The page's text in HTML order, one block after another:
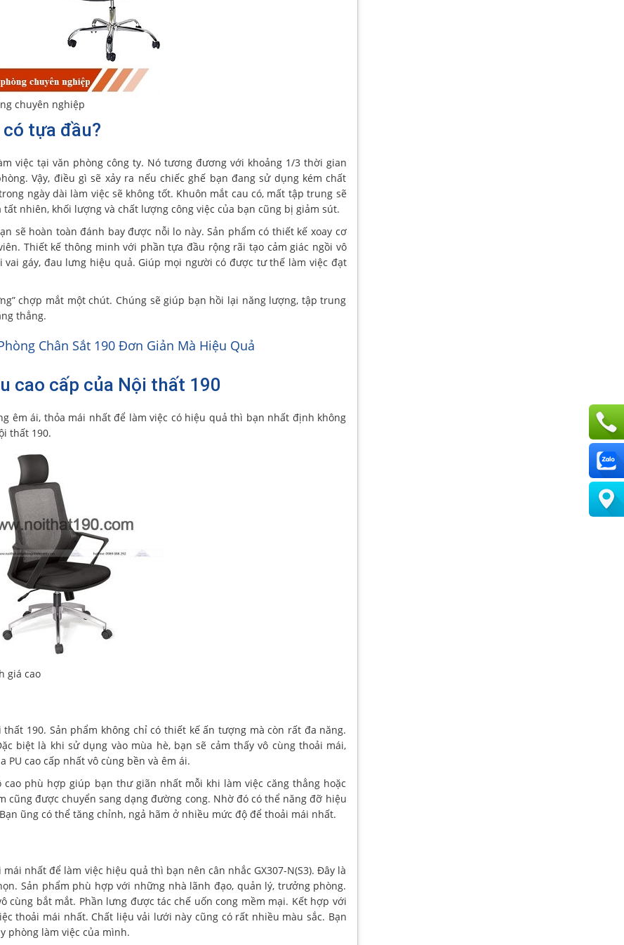
chuyên nghiệp
tựa đầu?
việc tại văn phòng công ty. Nó tương đương với khoảng 1/3 thời gian
Vậy, điều gì sẽ xảy ra nếu chiếc ghế bạn đang sử dụng kém chất
ngày dài làm việc sẽ không tốt. Khuôn mắt cau có, mất tập trung sẽ
nhiên, khối lượng và chất lượng công việc của bạn cũng bị giảm sút.
sẽ hoàn toàn đánh bay được nỗi lo này. Sản phẩm có thiết kế xoay cơ
Thiết kế thông minh với phần tựa đầu rộng rãi tạo cảm giác ngồi vô
gáy, đau lưng hiệu quả. Giúp mọi người có được tư thế làm việc đạt
chợp mắt một chút. Chúng sẽ giúp bạn hồi lại năng lượng, tập trung
thẳng.
Chân Sắt 190 Đơn Giản Mà Hiệu Quả
cao cấp của Nội thất 190
êm ái, thỏa mái nhất để làm việc có hiệu quả thì bạn nhất định không
thất 190.
giá cao
190. Sản phẩm không chỉ có thiết kế ấn tượng mà còn rất đa năng.
biệt là khi sử dụng vào mùa hè, bạn sẽ cảm thấy vô cùng thoải mái,
cao cấp nhất vô cùng bền và êm ái.
phù hợp giúp bạn thư giãn nhất mỗi khi làm việc căng thẳng hoặc
cũng được chuyển sang dạng đường cong. Nhờ đó có thể năng đỡ hiệu
ũng có thể tăng chỉnh, ngả hãm ở nhiều mức độ để thoải mái nhất.
nhất để làm việc hiệu quả thì bạn nên cân nhắc GX307-N(S3). Đây là
Sản phẩm phù hợp với những nhà lãnh đạo, quản lý, trưởng phòng.
cùng bắt mắt. Phần lưng được tác chế uốn cong mềm mại. Kết hợp với
thoải mái nhất. Chất liệu vải lưới này cũng có rất nhiều màu sắc. Bạn
phòng làm việc của mình.